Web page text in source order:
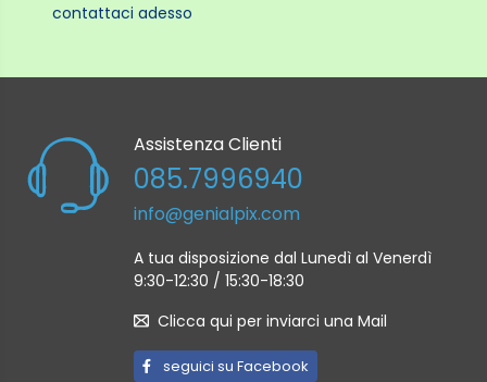
contattaci adesso
Assistenza Clienti
085.7996940
info@genialpix.com
A tua disposizione dal Lunedì al Venerdì
9:30-12:30 / 15:30-18:30
Clicca qui per inviarci una Mail
seguici su Facebook